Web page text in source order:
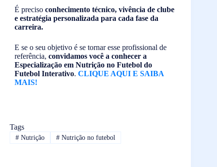
É preciso conhecimento técnico, vivência de clube
e estratégia personalizada para cada fase da
carreira.
E se o seu objetivo é se tornar esse profissional de
referência, convidamos você a conhecer a
Especialização em Nutrição no Futebol do
Futebol Interativo. CLIQUE AQUI E SAIBA
MAIS!
Tags
#Nutrição #Nutrição no futebol